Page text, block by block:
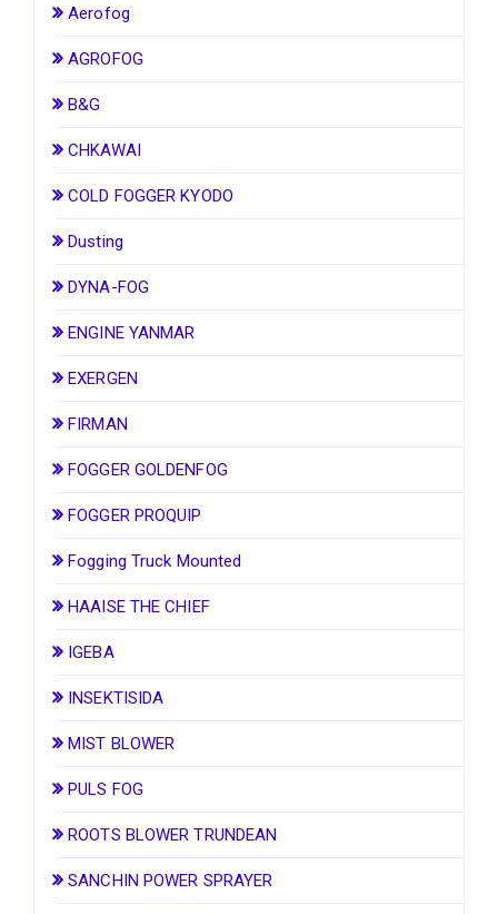
Aerofog
AGROFOG
B&G
CHKAWAI
COLD FOGGER KYODO
Dusting
DYNA-FOG
ENGINE YANMAR
EXERGEN
FIRMAN
FOGGER GOLDENFOG
FOGGER PROQUIP
Fogging Truck Mounted
HAAISE THE CHIEF
IGEBA
INSEKTISIDA
MIST BLOWER
PULS FOG
ROOTS BLOWER TRUNDEAN
SANCHIN POWER SPRAYER